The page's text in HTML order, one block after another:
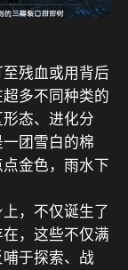
残血或用背后
多不同种类的
态、进化分
团雪白的棉
金色，雨水下
，不仅诞生了
，这些不仅满
于探索、战